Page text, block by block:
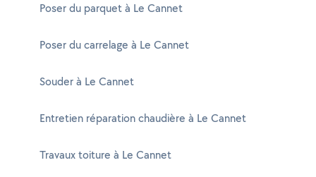
Poser du parquet à Le Cannet
Poser du carrelage à Le Cannet
Souder à Le Cannet
Entretien réparation chaudière à Le Cannet
Travaux toiture à Le Cannet